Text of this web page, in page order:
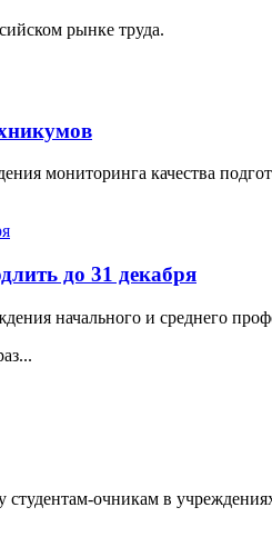
рынке труда.
мониторинга качества
до 31 декабря
начального и среднего
очникам в